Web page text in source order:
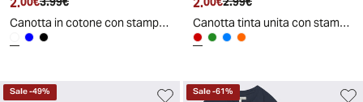
Canotta in cotone con stampa frontale - Bianco
Canotta tinta unita con stampa e costina - Rosso
Sale-49% Sale-61%